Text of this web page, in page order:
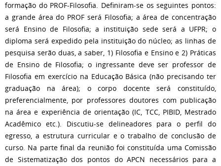
formação do PROF-Filosofia. Definiram-se os seguintes pontos:
a grande área do PROF será Filosofia; a área de concentração
será Ensino de Filosofia; a instituição sede será a UFPR; o
diploma será expedido pela instituição do núcleo; as linhas de
pesquisa serão duas, a saber, 1) Filosofia e Ensino e 2) Práticas
de Ensino de Filosofia; o ingressante deve ser professor de
Filosofia em exercício na Educação Básica (não precisando ter
graduação na área); o corpo docente será constituído,
preferencialmente, por professores doutores com publicação
na área e experiência de orientação (IC, TCC, PIBID, Mestrado
Acadêmico etc.). Discutiu-se delineadores para o perfil do
egresso, a estrutura curricular e o trabalho de conclusão de
curso. Na parte final da reunião foi constituída uma Comissão
de Sistematização dos pontos do APCN necessários para a